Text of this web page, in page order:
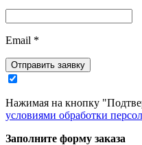
Email *
Отправить заявку
Нажимая на кнопку
условиями обработки
Заполните форму заказа